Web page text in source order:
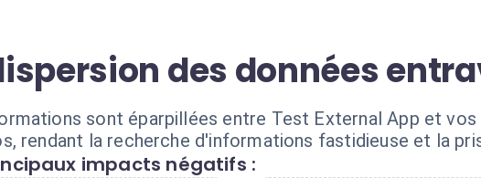
des données
sont éparpillées entre Test External App et
rendant la recherche d'informations fastidieuse et la
impacts négatifs :